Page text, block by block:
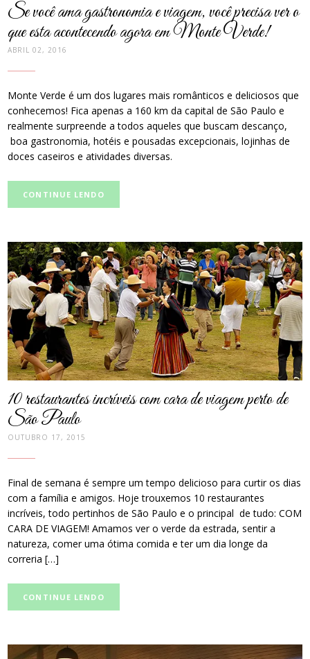
Se você ama gastronomia e viagem, você precisa ver o
que esta acontecendo agora em Monte Verde!
ABRIL 02, 2016
Monte Verde é um dos lugares mais românticos e deliciosos que
conhecemos! Fica apenas a 160 km da capital de São Paulo e
realmente surpreende a todos aqueles que buscam descanço,
boa gastronomia, hotéis e pousadas excepcionais, lojinhas de
doces caseiros e atividades diversas.
CONTINUE LENDO
post
thumbnail
10 restaurantes incríveis com cara de viagem perto de
São Paulo
OUTUBRO 17, 2015
Final de semana é sempre um tempo delicioso para curtir os dias
com a família e amigos. Hoje trouxemos 10 restaurantes
incríveis, todo pertinhos de São Paulo e o principal de tudo: COM
CARA DE VIAGEM! Amamos ver o verde da estrada, sentir a
natureza, comer uma ótima comida e ter um dia longe da
correria […]
CONTINUE LENDO
post